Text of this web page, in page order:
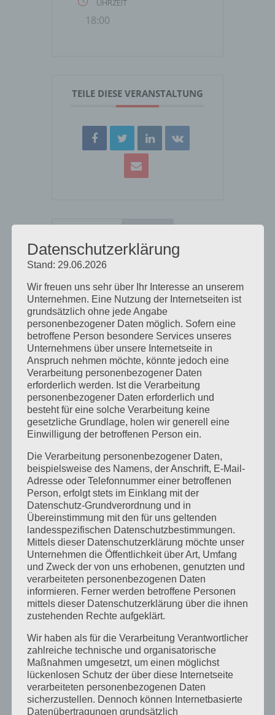
UHRZEIT
18:00
TEILE DIESE VERANSTALTUNG
Neueste Beiträge
Mit einem kühlen Kopf lernt es sich
besser
Heilpraktiker für Psychotherapie –
Prüfung bis auf weiteres nach dem
ICD10
20 Jahre Heilpraktikerschule
Landsberg
Schriftliche Prüfung vor dem
Amtsarzt für Heilpraktiker und
Heilpraktiker für Psychotherapie
Neu: Dunkelfeld Diagnostik –
Einführung und Ausbildungen in
Präsenz
Kategorien
Allgemein
Ausbildung
Heilpraktikergesetz
Heilpratkiker für Psychotherapie
Infos
Messe
Presse
Datenschutzerklärung
Stand: 29.06.2026
Wir freuen uns sehr über Ihr Interesse an unserem
Unternehmen. Eine Nutzung der Internetseiten ist
grundsätzlich ohne jede Angabe
personenbezogener Daten möglich. Sofern eine
betroffene Person besondere Services unseres
Unternehmens über unsere Internetseite in
Anspruch nehmen möchte, könnte jedoch eine
Verarbeitung personenbezogener Daten
erforderlich werden. Ist die Verarbeitung
personenbezogener Daten erforderlich und
besteht für eine solche Verarbeitung keine
gesetzliche Grundlage, holen wir generell eine
Einwilligung der betroffenen Person ein.
Die Verarbeitung personenbezogener Daten,
beispielsweise des Namens, der Anschrift, E-Mail-
Adresse oder Telefonnummer einer betroffenen
Person, erfolgt stets im Einklang mit der
Datenschutz-Grundverordnung und in
Übereinstimmung mit den für uns geltenden
landesspezifischen Datenschutzbestimmungen.
Mittels dieser Datenschutzerklärung möchte unser
Unternehmen die Öffentlichkeit über Art, Umfang
und Zweck der von uns erhobenen, genutzten und
verarbeiteten personenbezogenen Daten
informieren. Ferner werden betroffene Personen
mittels dieser Datenschutzerklärung über die ihnen
zustehenden Rechte aufgeklärt.
Wir haben als für die Verarbeitung Verantwortlicher
zahlreiche technische und organisatorische
Maßnahmen umgesetzt, um einen möglichst
lückenlosen Schutz der über diese Internetseite
verarbeiteten personenbezogenen Daten
sicherzustellen. Dennoch können Internetbasierte
Datenübertragungen grundsätzlich